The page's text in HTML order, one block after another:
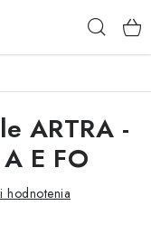
ARTRA -
E FO
hodnotenia